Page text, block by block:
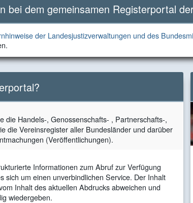
bei dem gemeinsamen Registerportal
der Landesjustizverwaltungen und des
die Handels-, Genossenschafts- , Partnerschafts-,
die Vereinsregister aller Bundesländer und darüber
(Veröffentlichungen).
Informationen zum Abruf zur Verfügung
sich um einen unverbindlichen Service. Der Inhalt
Inhalt des aktuellen Abdrucks abweichen und
wiedergeben.